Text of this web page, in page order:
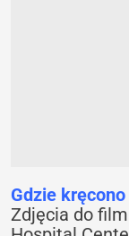
Gdzie kręcono
Zdjęcia do